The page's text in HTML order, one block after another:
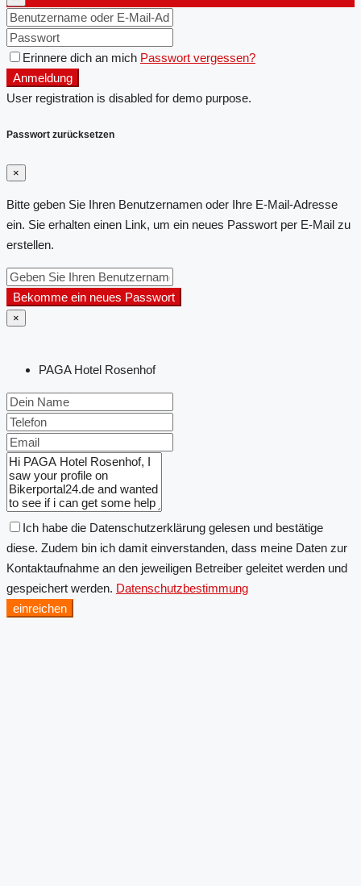
Erinnere dich an mich Passwort vergessen?
Anmeldung
User registration is disabled for demo purpose.
Passwort zurücksetzen
×
Bitte geben Sie Ihren Benutzernamen oder Ihre E-Mail-Adresse
ein. Sie erhalten einen Link, um ein neues Passwort per E-Mail zu
erstellen.
Bekomme ein neues Passwort
×
PAGA Hotel Rosenhof
Ich habe die Datenschutzerklärung gelesen und bestätige
diese. Zudem bin ich damit einverstanden, dass meine Daten zur
Kontaktaufnahme an den jeweiligen Betreiber geleitet werden und
gespeichert werden. Datenschutzbestimmung
einreichen